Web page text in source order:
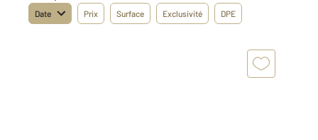
Date Prix Surface Exclusivité DPE